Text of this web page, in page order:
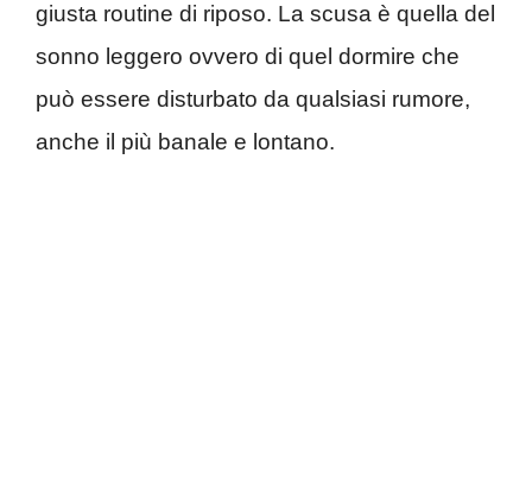
giusta routine di riposo. La scusa è quella del
sonno leggero ovvero di quel dormire che
può essere disturbato da qualsiasi rumore,
anche il più banale e lontano.